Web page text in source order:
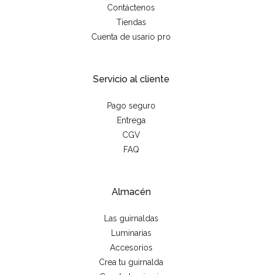
Contáctenos
Tiendas
Cuenta de usario pro
Servicio al cliente
Pago seguro
Entrega
CGV
FAQ
Almacén
Las guirnaldas
Luminarias
Accesorios
Crea tu guirnalda